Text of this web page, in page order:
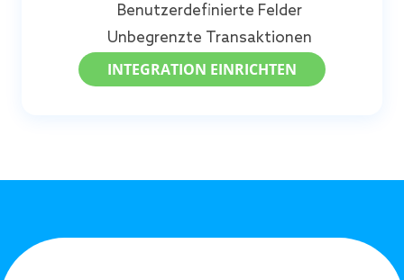
Benutzerdefinierte Felder
Unbegrenzte Transaktionen
INTEGRATION EINRICHTEN